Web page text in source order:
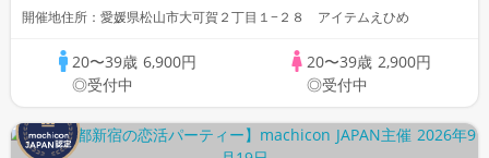
開催地住所：愛媛県松山市大可賀２丁目１−２８ アイテムえひめ
20〜39歳 6,900円
◎受付中
20〜39歳 2,900円
◎受付中